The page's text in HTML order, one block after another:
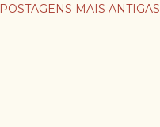
POSTAGENS MAIS ANTIGAS